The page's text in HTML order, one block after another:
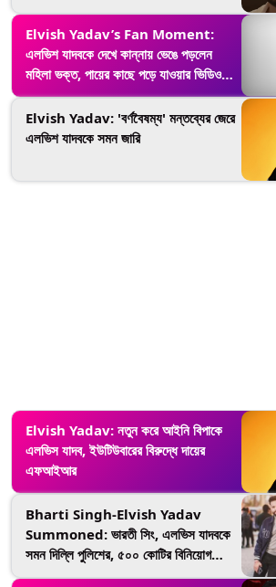
সামনে আনলেন ইউটিউবার
Elvish Yadav’s Fan Moment:
এলভিশ যাদবকে দেখে কান্নায় ভেঙে পড়লেন
মহিলা ভক্ত, পায়ের কাছে পড়ে যাওয়ার ভিডিও
হল ভাইরাল (দেখুন ভিডিও)
Elvish Yadav: 'বর্ণবৈষম্য' মন্তব্যের জেরে
এলভিশ যাদবকে সমন জারি
Elvish Yadav: নতুন করে আইনি বিপাকে
এলভিস যাদব, ইউটিউবারের বিরুদ্ধে দায়ের
এফআইআর
Bharti Singh-Elvish Yadav
Summoned: ভারতী সিং, এলভিস যাদবকে
সমন দিল্লি পুলিশের, ৫০০ কোটির বিনিয়োগ
কেলেঙ্কারিতে তলব